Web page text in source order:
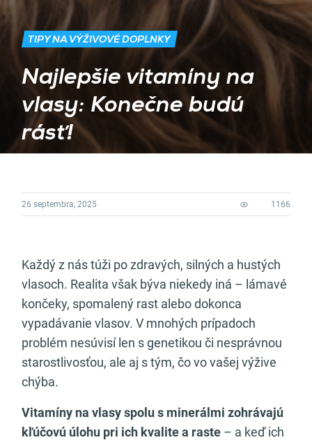
TIPY NA VÝŽIVOVÉ DOPLNKY
Najlepšie vitamíny na
vlasy: Konečne budú
rásť!
26 septembra, 2025 1166
Každý z nás túži po zdravých, silných a hustých
vlasoch. Realita však býva niekedy iná – lámavé
končeky, spomalený rast alebo dokonca
vypadávanie vlasov. V mnohých prípadoch
problém nesúvisí len s genetikou či nesprávnou
starostlivosťou, ale aj s tým, čo vo vašej výžive
chýba.
Vitamíny na vlasy spolu s minerálmi zohrávajú
kľúčovú úlohu pri ich kvalite a raste – a keď ich